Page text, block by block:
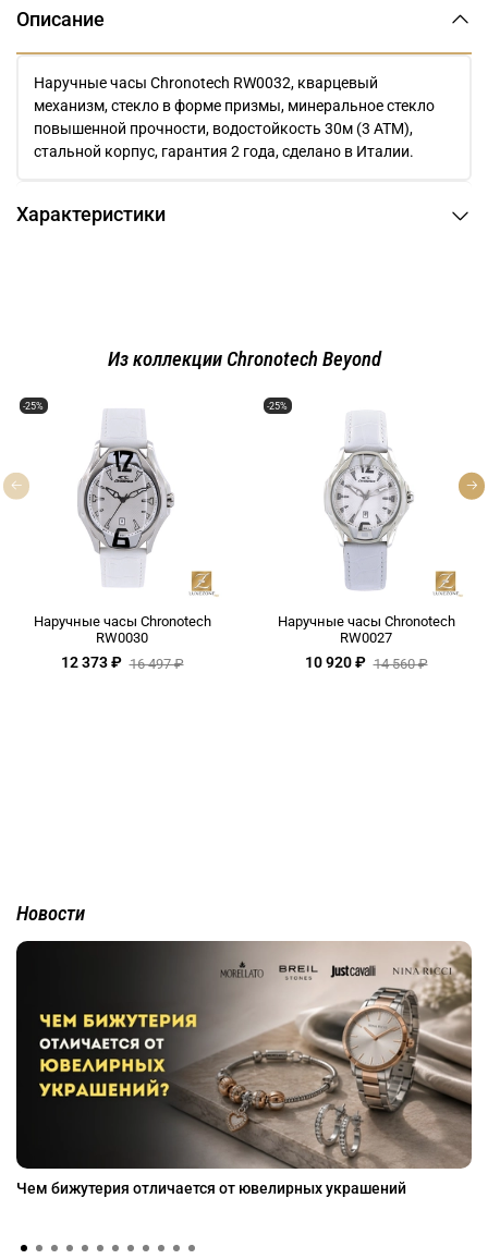
Описание
Наручные часы Chronotech RW0032, кварцевый
механизм, стекло в форме призмы, минеральное стекло
повышенной прочности, водостойкость 30м (3 АТМ),
стальной корпус, гарантия 2 года, сделано в Италии.
Характеристики
Из коллекции Chronotech Beyond
-25%
Наручные часы Chronotech
RW0030
12 373 ₽ 16 497 ₽
-25%
Наручные часы Chronotech
RW0027
10 920 ₽ 14 560 ₽
Новости
Чем бижутерия отличается от ювелирных украшений